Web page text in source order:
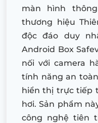
màn hình
thương hiệu
độc đáo duy
Android Box
nối với camera
tính năng an
hiển thị trực tiếp
hơi. Sản phẩm
công nghệ tiên